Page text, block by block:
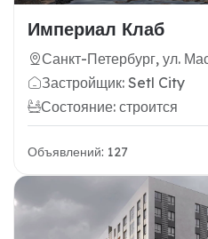
Империал Клаб
Санкт-Петербург, ул.
Застройщик: Setl City
Состояние: строится
Объявлений: 127